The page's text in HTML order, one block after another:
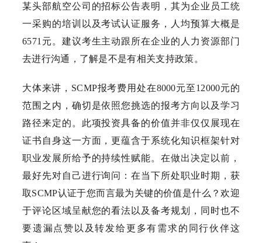
某头部航空公司的招标公告表明，其为企业员工统
一采购的培训以及考试认证服务，人均预算大概是
6571元。建议考生主动跟所在企业的人力资源部门
去进行沟通，了解是不是有相关支持政策。
大体来讲，SCMP报考费用处在8000元至12000元的
范围之内，确切是依照您挑选的报考方向以及学习
路径来定的。此项投资具备的价值并非仅仅展现在
证书自身这一方面，更蕴含于系统化知识框架针对
职业发展所给予的持续性赋能。在做出决定以前，
最好先对自己进行询问：在当下所处职业时期，获
取SCMP认证于您而言最为关键的价值是什么？欢迎
于评论区域呈献您的看法以及备考规划，同时也不
要遗漏点赞以及转发给更多有需求的同行伙伴这